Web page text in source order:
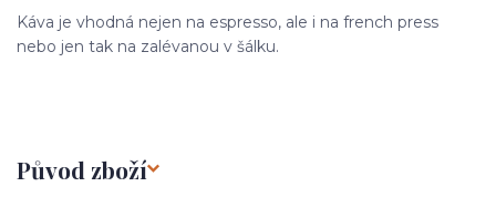
Káva je vhodná nejen na espresso, ale i na french press
nebo jen tak na zalévanou v šálku.
Původ zboží